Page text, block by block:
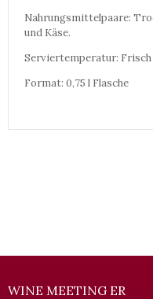
Nahrungsmittelpaare:
und Käse.
Serviertemperatur: Frisch
Format: 0,75 l Flasche
WINE MEETING ER